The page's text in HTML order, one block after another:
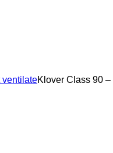
ventilateKlover Class 90 –